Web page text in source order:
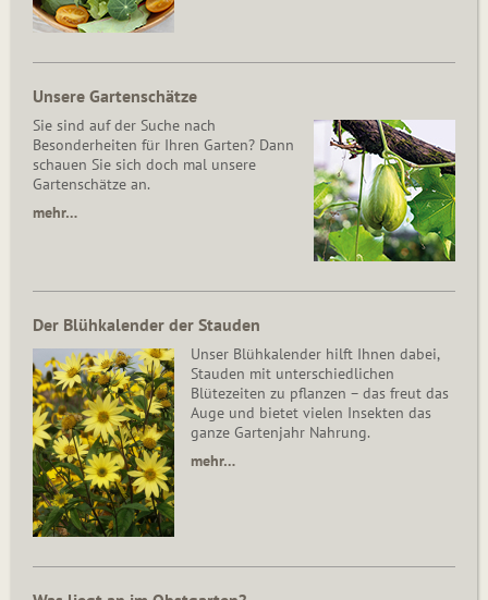
Unsere Gartenschätze
Sie sind auf der Suche nach
Besonderheiten für Ihren Garten? Dann
schauen Sie sich doch mal unsere
Gartenschätze an.
mehr…
Der Blühkalender der Stauden
Unser Blühkalender hilft Ihnen dabei,
Stauden mit unterschiedlichen
Blütezeiten zu pflanzen – das freut das
Auge und bietet vielen Insekten das
ganze Gartenjahr Nahrung.
mehr…